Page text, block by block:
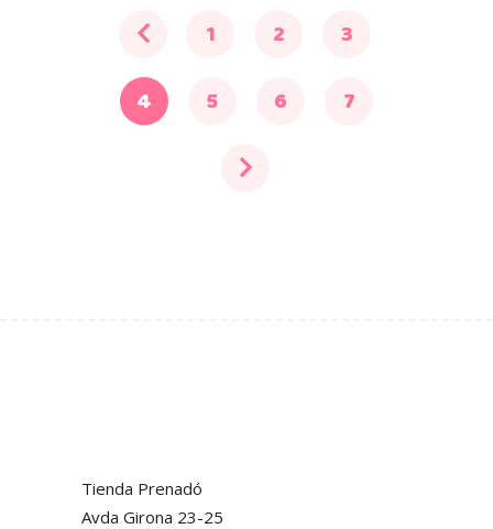
1 2
3
4
5 6 7
Tienda Prenadó
Avda Girona 23-25